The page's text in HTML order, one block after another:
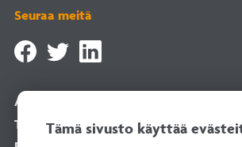
Seuraa meitä
Asiointipalvelu
Tilaa uutiskirje
Tämä sivusto käyttää